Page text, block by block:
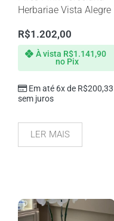
Herbariae Vista Alegre
R$1.202,00
Em até 6x de R$200,33
sem juros
À vista R$1.141,90
no Pix
LER MAIS